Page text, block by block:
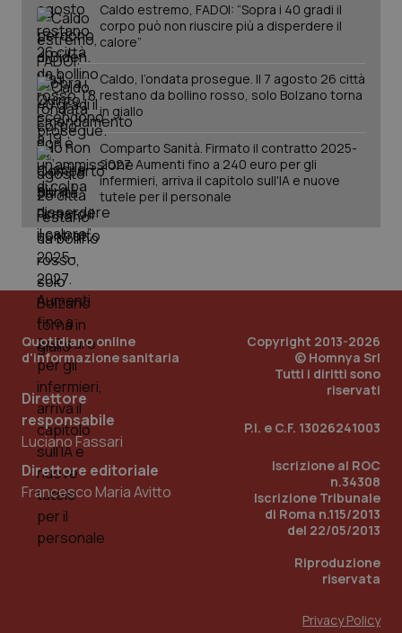
Caldo estremo, FADOI: “Sopra i 40 gradi il
corpo può non riuscire più a disperdere il
calore”
Caldo, l’ondata prosegue. Il 7 agosto 26 città
restano da bollino rosso, solo Bolzano torna
in giallo
Comparto Sanità. Firmato il contratto 2025-
2027. Aumenti fino a 240 euro per gli
infermieri, arriva il capitolo sull'IA e nuove
tutele per il personale
Quotidiano online
d'informazione sanitaria
Direttore
responsabile
Luciano Fassari
Direttore editoriale
Francesco Maria Avitto
Copyright 2013-2026
© Homnya Srl
Tutti i diritti sono
riservati
P.I. e C.F. 13026241003
Iscrizione al ROC
n.34308
Iscrizione Tribunale
di Roma n.115/2013
del 22/05/2013
Riproduzione
riservata
Privacy Policy
PHPSESSID
.quotidianosanita.it 1